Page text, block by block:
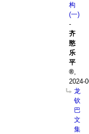
构
(一)
-
齐
愍
乐
平
2024-
龙
钦
巴
文
集